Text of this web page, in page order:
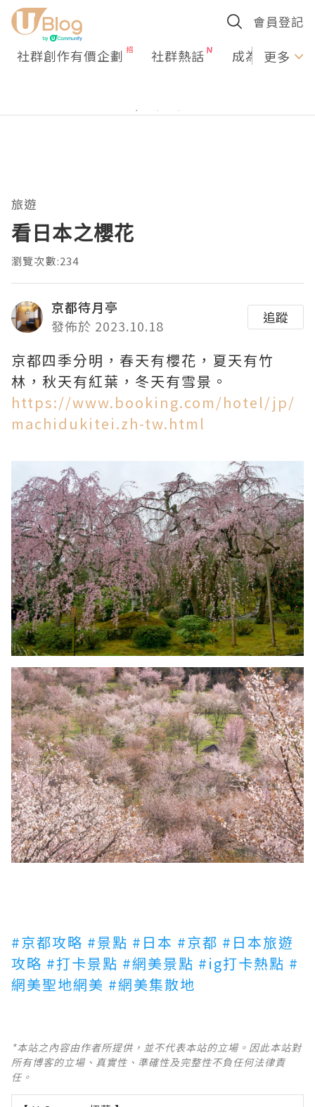
會員登記
社群創作有價企劃 社群熱話 成為U更多
旅遊
看日本之櫻花
瀏覽次數:234
京都待月亭
發佈於 2023.10.18
追蹤
京都四季分明，春天有櫻花，夏天有竹
林，秋天有紅葉，冬天有雪景。
https://www.booking.com/hotel/jp/
machidukitei.zh-tw.html
#京都攻略 #景點 #日本 #京都 #日本旅遊
攻略 #打卡景點 #網美景點 #ig打卡熱點 #
網美聖地網美 #網美集散地
*本站之內容由作者所提供，並不代表本站的立場。因此本站對
所有博客的立場、真實性、準確性及完整性不負任何法律責
任。